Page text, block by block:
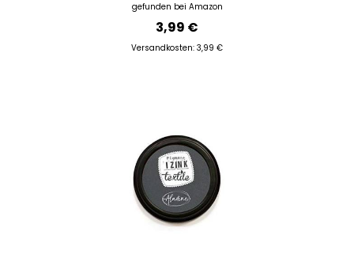
gefunden bei Amazon
3,99 €
Versandkosten: 3,99 €